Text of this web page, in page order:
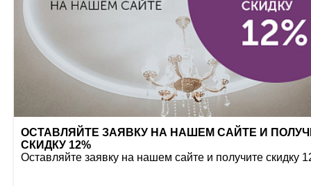
ОСТАВЛЯЙТЕ ЗАЯВКУ НА НАШЕМ САЙТЕ И
СКИДКУ 12%
Оставляйте заявку на нашем сайте и получите скидку